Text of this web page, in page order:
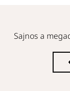
Sajnos a